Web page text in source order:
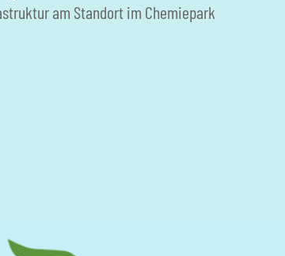
am Standort im Chemiepark